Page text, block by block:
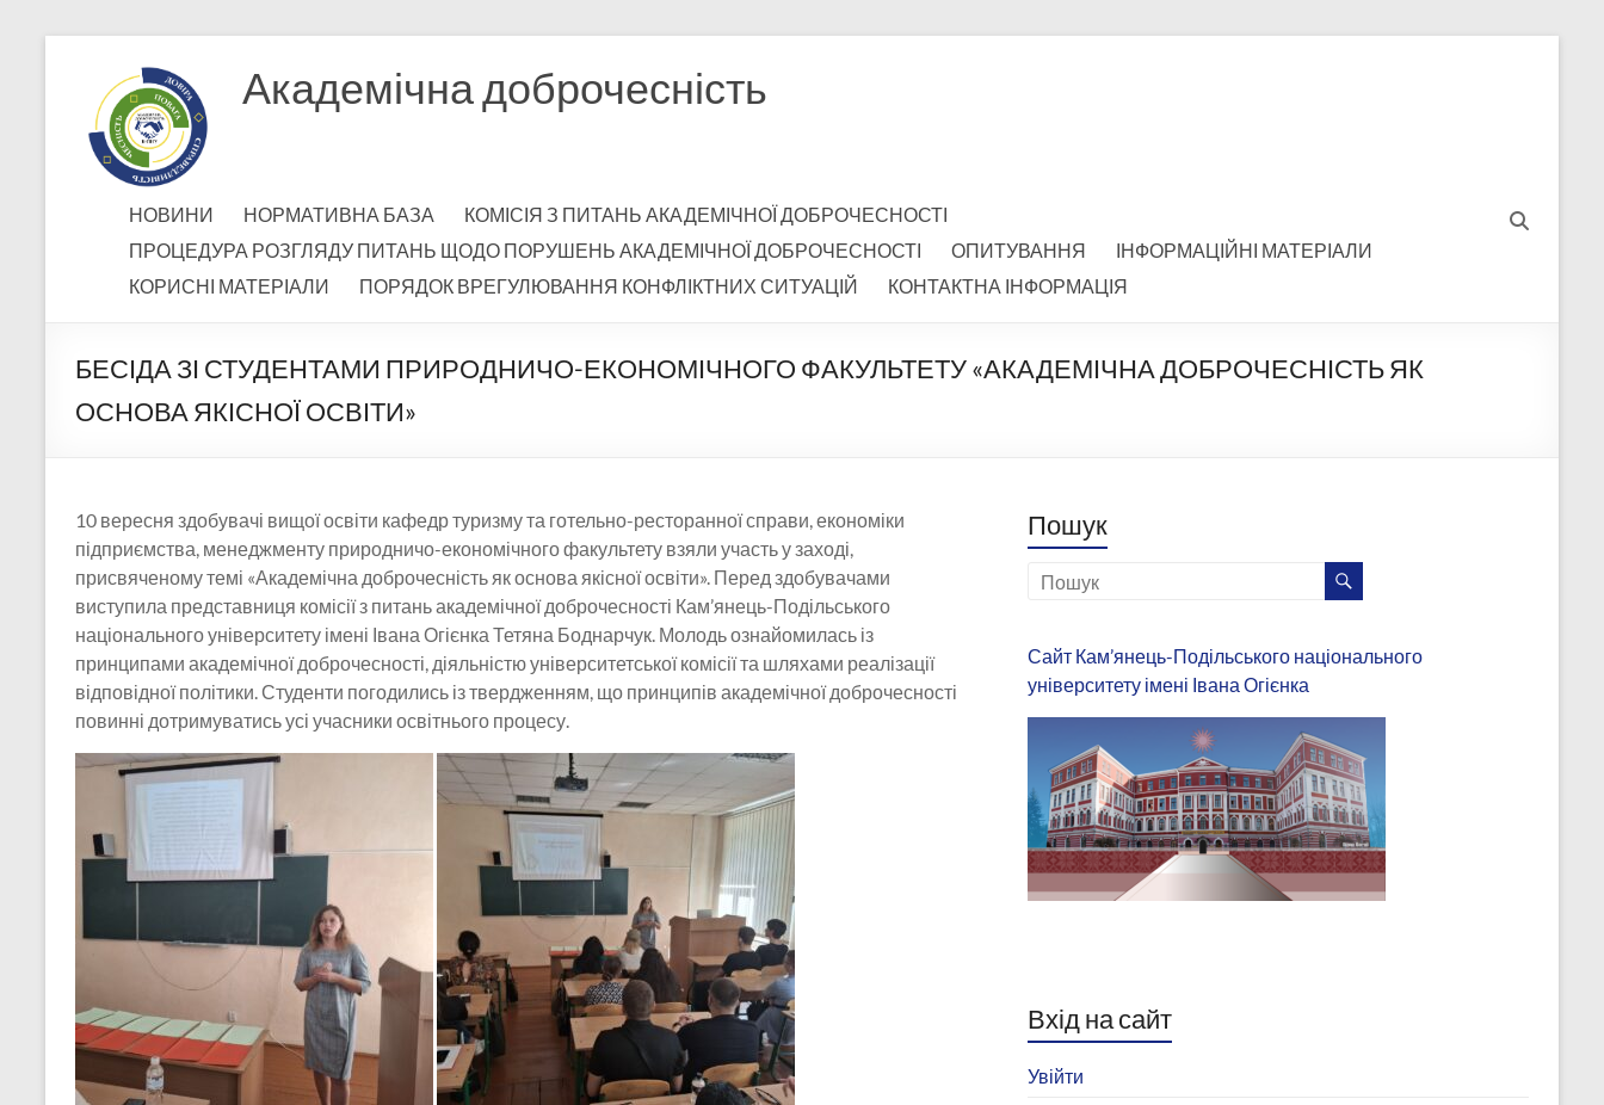
Академічна доброчесність
НОВИНИ НОРМАТИВНА БАЗА
КОМІСІЯ З ПИТАНЬ АКАДЕМІЧНОЇ ДОБРОЧЕСНОСТІ
ПРОЦЕДУРА РОЗГЛЯДУ ПИТАНЬ ЩОДО ПОРУШЕНЬ АКАДЕМІЧНОЇ ДОБРОЧЕСНОСТІ
ОПИТУВАННЯ
ІНФОРМАЦІЙНІ МАТЕРІАЛИ
КОРИСНІ МАТЕРІАЛИ
ПОРЯДОК ВРЕГУЛЮВАННЯ КОНФЛІКТНИХ СИТУАЦІЙ КОНТАКТНА ІНФОРМАЦІЯ
БЕСІДА ЗІ СТУДЕНТАМИ ПРИРОДНИЧО-ЕКОНОМІЧНОГО ФАКУЛЬТЕТУ «АКАДЕМІЧНА ДОБРОЧЕСНІСТЬ ЯК
ОСНОВА ЯКІСНОЇ ОСВІТИ»
10 вересня здобувачі вищої освіти кафедр туризму та готельно-ресторанної справи, економіки
підприємства, менеджменту природничо-економічного факультету взяли участь у заході,
присвяченому темі «Академічна доброчесність як основа якісної освіти». Перед здобувачами
виступила представниця комісії з питань академічної доброчесності Кам’янець-Подільського
національного університету імені Івана Огієнка Тетяна Боднарчук. Молодь ознайомилась із
принципами академічної доброчесності, діяльністю університетської комісії та шляхами реалізації
відповідної політики. Студенти погодились із твердженням, що принципів академічної доброчесності
повинні дотримуватись усі учасники освітнього процесу.
Пошук
Сайт Кам’янець-Подільського національного
університету імені Івана Огієнка
Вхід на сайт
Увійти